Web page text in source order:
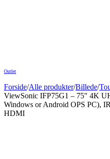
Outlet
Forside/Alle produkter/Billede/
ViewSonic IFP75G1 – 75″ 4K
Windows or Android OPS PC),
HDMI